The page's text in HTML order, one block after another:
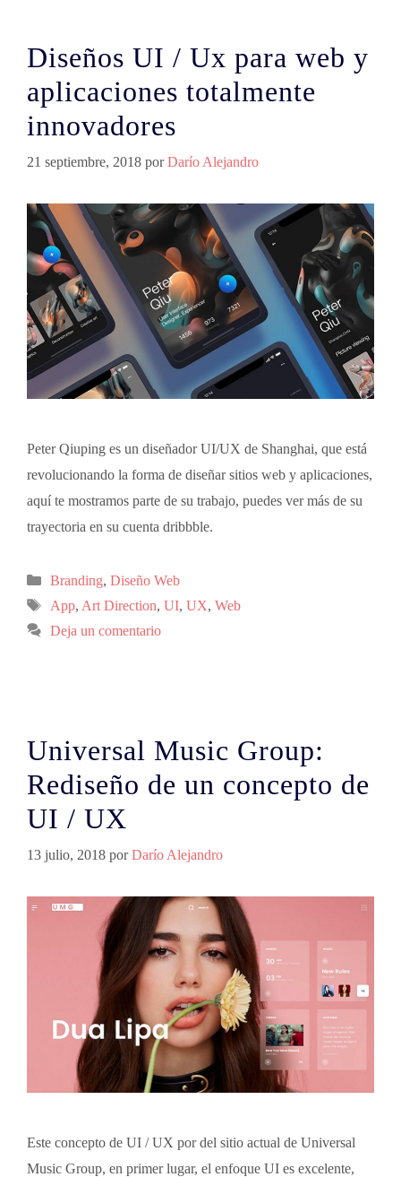
Diseños UI / Ux para web y
aplicaciones totalmente
innovadores
21 septiembre, 2018 porDarío Alejandro
Peter Qiuping es un diseñador UI/UX de Shanghai, que está
revolucionando la forma de diseñar sitios web y aplicaciones,
aquí te mostramos parte de su trabajo, puedes ver más de su
trayectoria en su cuenta dribbble.
Branding, Diseño Web
App, Art Direction, UI, UX, Web
Deja un comentario
Universal Music Group:
Rediseño de un concepto de
UI / UX
13 julio, 2018 porDarío Alejandro
Este concepto de UI / UX por del sitio actual de Universal
Music Group, en primer lugar, el enfoque UI es excelente,